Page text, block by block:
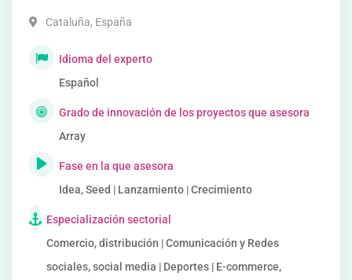
Cataluña, España
Idioma del experto
Español
Grado de innovación de los proyectos que asesora
Array
Fase en la que asesora
Idea, Seed | Lanzamiento | Crecimiento
Especialización sectorial
Comercio, distribución | Comunicación y Redes
sociales, social media | Deportes | E-commerce,